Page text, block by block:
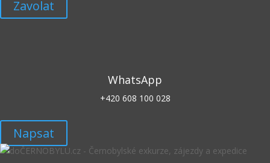
Zavolat
WhatsApp
+420 608 100 028
Napsat